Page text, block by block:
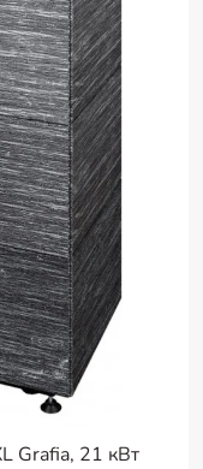
Grafia, 21 кВт